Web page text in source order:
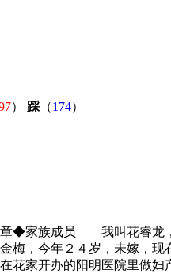
） 踩 （174）
员 我叫花睿龙，今年
梅，今年２４岁，未嫁
花家开办的阳明医院里做